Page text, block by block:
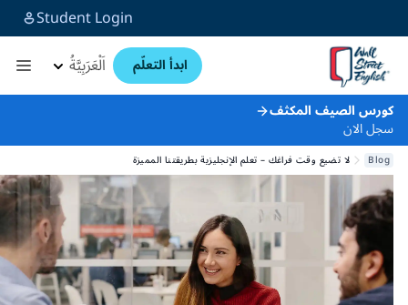
Student Login
ابدأ التعلّم اَلْعَرَبِيَّةُ
كورس الصيف المكثف
سجل الان
Blog لا تضيع وقت فراغك – تعلم الإنجليزية بطريقتنا المميزة